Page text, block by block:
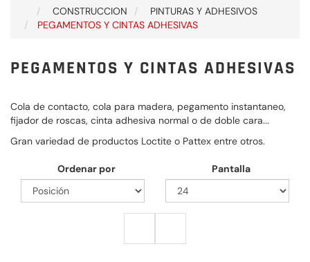
CONSTRUCCION
PINTURAS Y ADHESIVOS
PEGAMENTOS Y CINTAS ADHESIVAS
PEGAMENTOS Y CINTAS ADHESIVAS
Cola de contacto, cola para madera, pegamento instantaneo,
fijador de roscas, cinta adhesiva normal o de doble cara...
Gran variedad de productos Loctite o Pattex entre otros.
Ordenar por Pantalla